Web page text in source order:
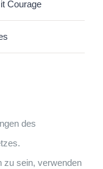
Courage
des
zu sein, verwenden